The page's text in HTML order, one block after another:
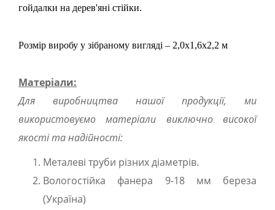
гойдалки на дерев'яні стійки.
Розмір виробу у зібраному вигляді – 2,0х1,6х2,2 м
Матеріали:
Для виробництва нашої продукції, ми
використовуємо матеріали виключно високої
якості та надійності:
Металеві труби різних діаметрів.
Вологостійка фанера 9-18 мм береза
(Україна)